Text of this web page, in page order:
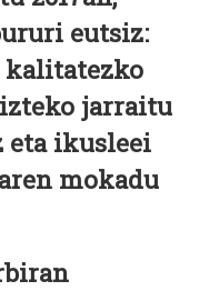
eutsiz:
kalitatezko
jarraitu
eta ikusleei
mokadu